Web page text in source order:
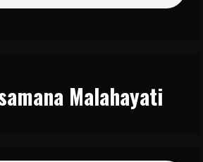
Malahayati